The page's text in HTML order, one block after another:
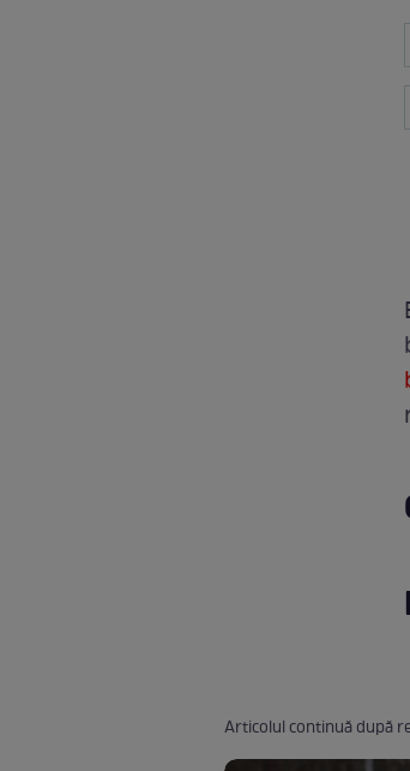
Articolul continuă după